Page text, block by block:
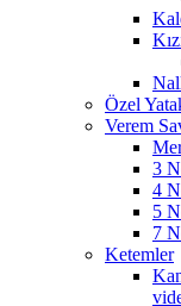
Özel
Verem
3
4
5
7
Ketemler